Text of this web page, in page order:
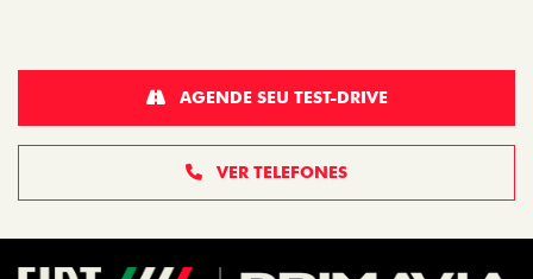
VER TELEFONES
AGENDE SEU TEST-DRIVE